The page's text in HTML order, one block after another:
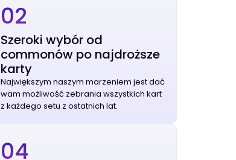
02
Szeroki wybór od
commonów po najdroższe
karty
Największym naszym marzeniem jest dać
wam możliwość zebrania wszystkich kart
z każdego setu z ostatnich lat.
04